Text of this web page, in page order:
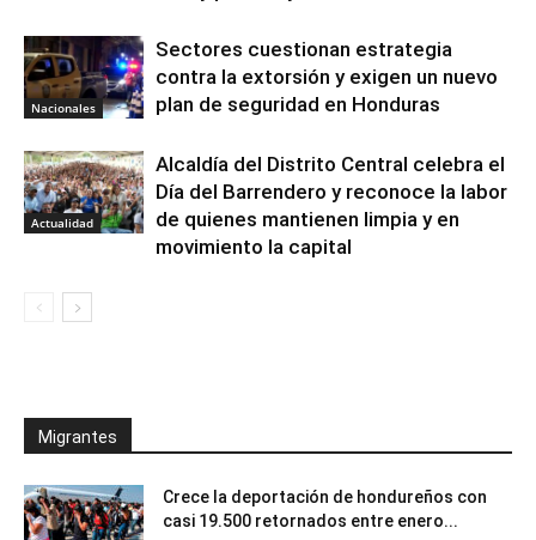
Nacionales
Sectores cuestionan estrategia
contra la extorsión y exigen un nuevo
plan de seguridad en Honduras
Actualidad
Alcaldía del Distrito Central celebra el
Día del Barrendero y reconoce la labor
de quienes mantienen limpia y en
movimiento la capital
Migrantes
Crece la deportación de hondureños con
casi 19.500 retornados entre enero...